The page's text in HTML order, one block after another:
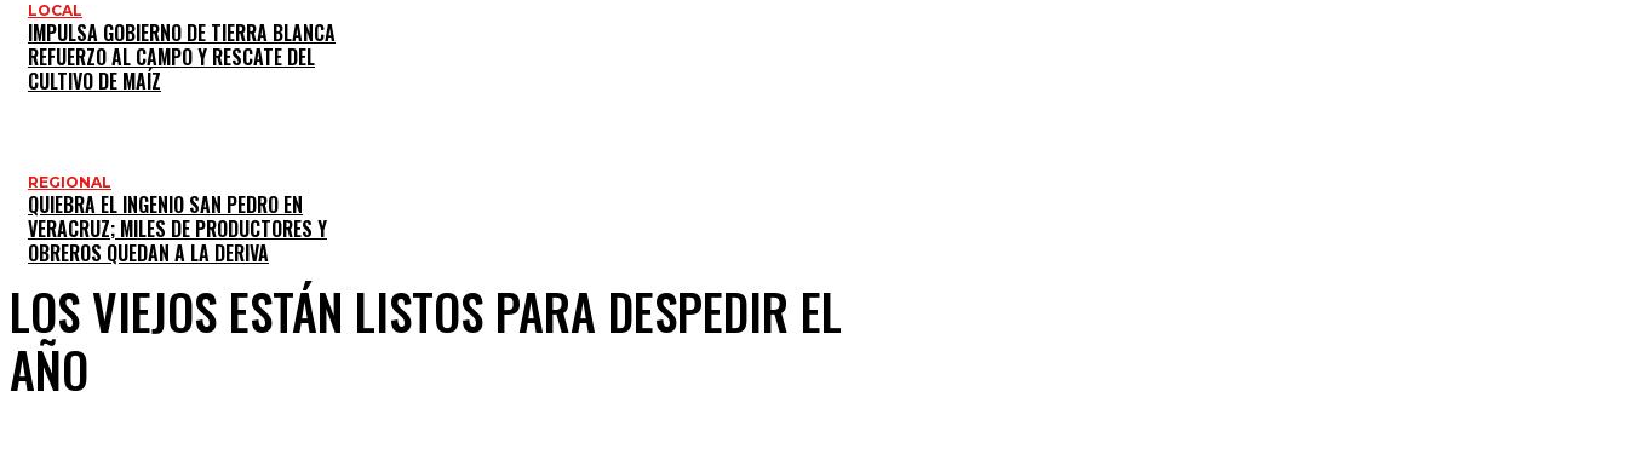
LOCAL
IMPULSA GOBIERNO DE TIERRA BLANCA
REFUERZO AL CAMPO Y RESCATE DEL
CULTIVO DE MAÍZ
REGIONAL
QUIEBRA EL INGENIO SAN PEDRO EN
VERACRUZ; MILES DE PRODUCTORES Y
OBREROS QUEDAN A LA DERIVA
LOS VIEJOS ESTÁN LISTOS PARA DESPEDIR EL
AÑO